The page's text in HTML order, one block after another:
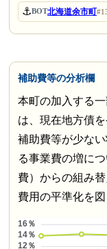
⚓BOT北海道余市町
補助費等の分析欄
本町の加入する
は、現在地方債
補助費等が少な
る事業費の増に
費）からの組み
費用の平準化を図